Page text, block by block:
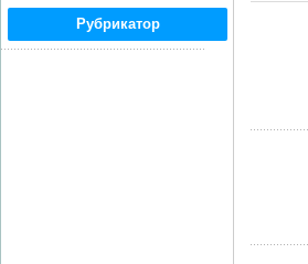
Рубрикатор